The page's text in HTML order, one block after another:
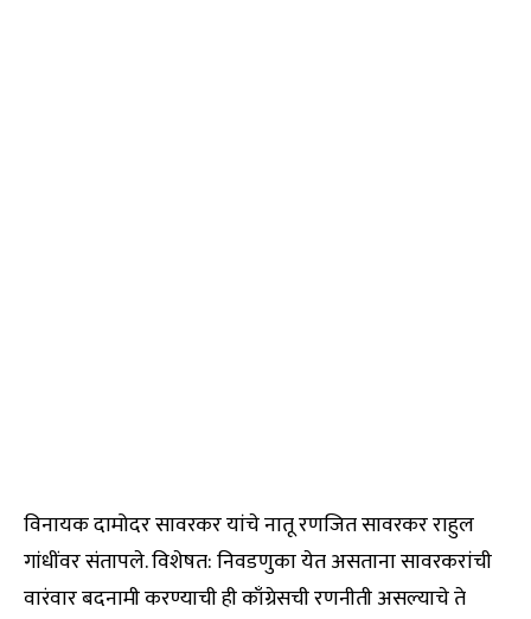
विनायक दामोदर सावरकर यांचे नातू रणजित सावरकर राहुल
गांधींवर संतापले. विशेषत: निवडणुका येत असताना सावरकरांची
वारंवार बदनामी करण्याची ही काँग्रेसची रणनीती असल्याचे ते